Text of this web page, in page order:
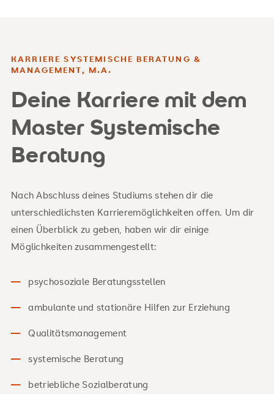
KARRIERE SYSTEMISCHE BERATUNG &
MANAGEMENT, M.A.
Deine Karriere mit dem
Master Systemische
Beratung
Nach Abschluss deines Studiums stehen dir die
unterschiedlichsten Karrieremöglichkeiten offen. Um dir
einen Überblick zu geben, haben wir dir einige
Möglichkeiten zusammengestellt:
psychosoziale Beratungsstellen
ambulante und stationäre Hilfen zur Erziehung
Qualitätsmanagement
systemische Beratung
betriebliche Sozialberatung